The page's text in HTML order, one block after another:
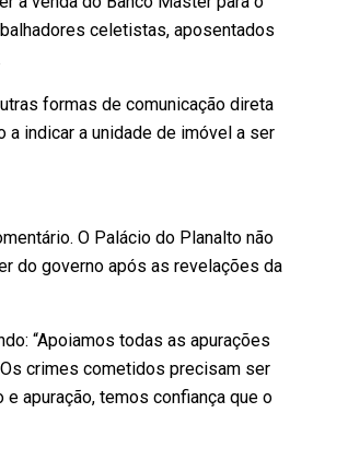
celetistas, aposentados
formas de comunicação direta
a indicar a unidade de imóvel a ser
O Palácio do Planalto não
do governo após as revelações da
“Apoiamos todas as apurações
crimes cometidos precisam ser
apuração, temos confiança que o